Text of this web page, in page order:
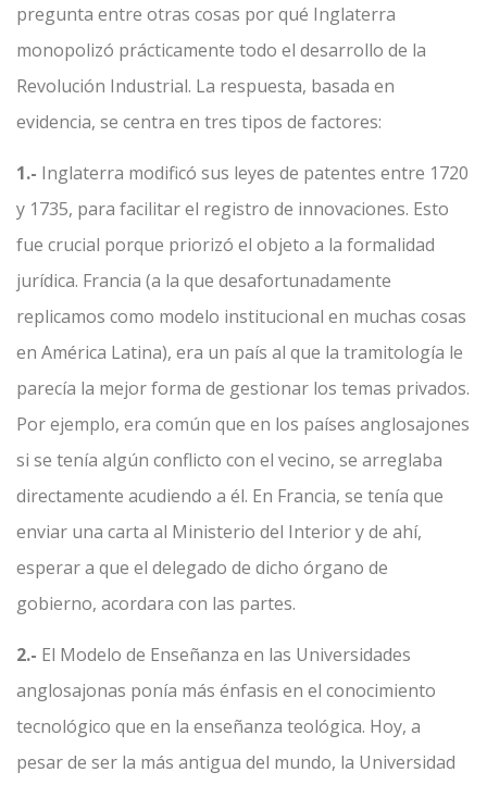
pregunta entre otras cosas por qué Inglaterra
monopolizó prácticamente todo el desarrollo de la
Revolución Industrial. La respuesta, basada en
evidencia, se centra en tres tipos de factores:
1.- Inglaterra modificó sus leyes de patentes entre 1720
y 1735, para facilitar el registro de innovaciones. Esto
fue crucial porque priorizó el objeto a la formalidad
jurídica. Francia (a la que desafortunadamente
replicamos como modelo institucional en muchas cosas
en América Latina), era un país al que la tramitología le
parecía la mejor forma de gestionar los temas privados.
Por ejemplo, era común que en los países anglosajones
si se tenía algún conflicto con el vecino, se arreglaba
directamente acudiendo a él. En Francia, se tenía que
enviar una carta al Ministerio del Interior y de ahí,
esperar a que el delegado de dicho órgano de
gobierno, acordara con las partes.
2.- El Modelo de Enseñanza en las Universidades
anglosajonas ponía más énfasis en el conocimiento
tecnológico que en la enseñanza teológica. Hoy, a
pesar de ser la más antigua del mundo, la Universidad